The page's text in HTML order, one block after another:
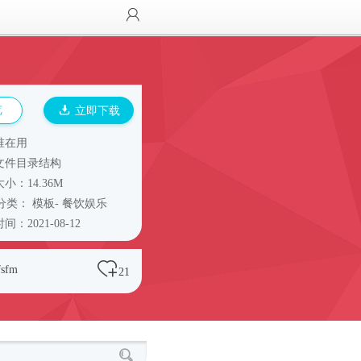
立即下载
在用
件目录结构
小：14.36M
类： 模板- 餐饮娱乐
间：2021-08-12
21